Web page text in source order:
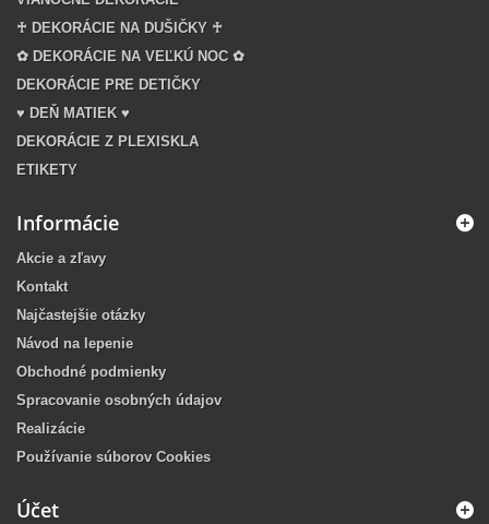
♰ DEKORÁCIE NA DUŠIČKY ♰
✿ DEKORÁCIE NA VEĽKÚ NOC ✿
DEKORÁCIE PRE DETIČKY
♥ DEŇ MATIEK ♥
DEKORÁCIE Z PLEXISKLA
ETIKETY
Informácie
Akcie a zľavy
Kontakt
Najčastejšie otázky
Návod na lepenie
Obchodné podmienky
Spracovanie osobných údajov
Realizácie
Používanie súborov Cookies
Účet